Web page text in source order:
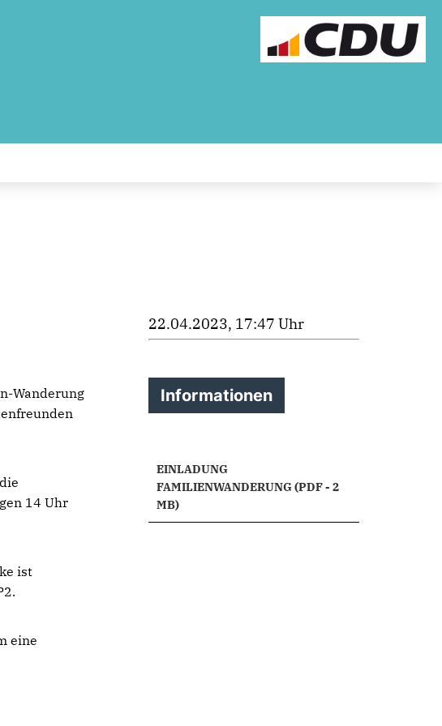
Wanderung
14 Uhr
ist
eine
22.04.2023, 17:47 Uhr
Informationen
EINLADUNG
FAMILIENWANDERUNG (PDF - 2
MB)